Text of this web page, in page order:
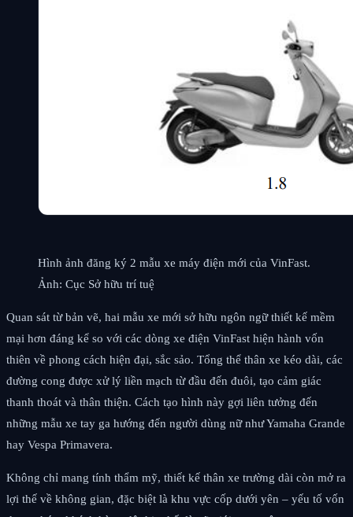
Hình ảnh đăng ký 2 mẫu xe máy điện mới của VinFast.
Ảnh: Cục Sở hữu trí tuệ
Quan sát từ bản vẽ, hai mẫu xe mới sở hữu ngôn ngữ thiết kế mềm
mại hơn đáng kể so với các dòng xe điện VinFast hiện hành vốn
thiên về phong cách hiện đại, sắc sảo. Tổng thể thân xe kéo dài, các
đường cong được xử lý liền mạch từ đầu đến đuôi, tạo cảm giác
thanh thoát và thân thiện. Cách tạo hình này gợi liên tưởng đến
những mẫu xe tay ga hướng đến người dùng nữ như Yamaha Grande
hay Vespa Primavera.
Không chỉ mang tính thẩm mỹ, thiết kế thân xe trường dài còn mở ra
lợi thế về không gian, đặc biệt là khu vực cốp dưới yên – yếu tố vốn